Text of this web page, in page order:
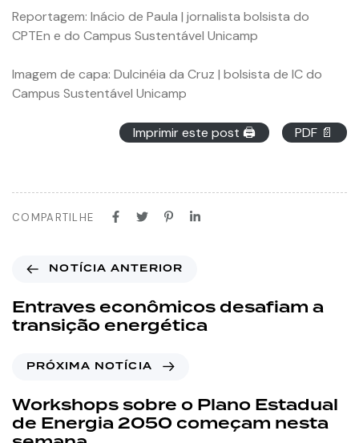
Reportagem: Inácio de Paula | jornalista bolsista do
CPTEn e do Campus Sustentável Unicamp
Imagem de capa: Dulcinéia da Cruz | bolsista de IC do
Campus Sustentável Unicamp
Imprimir este post 🖨 PDF 📄
COMPARTILHE
NOTÍCIA ANTERIOR
Entraves econômicos desafiam a
transição energética
PRÓXIMA NOTÍCIA
Workshops sobre o Plano Estadual
de Energia 2050 começam nesta